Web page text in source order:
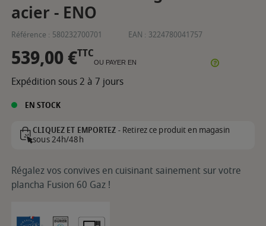
acier - ENO
Référence : 580232700701 EAN : 3224780041757
539,00 €TTC
OU PAYER EN
Expédition sous 2 à 7 jours
EN STOCK
CLIQUEZ ET EMPORTEZ -Retirez ce produit en magasin
sous 24h/48h
Régalez vos convives en cuisinant sainement sur votre
plancha Fusion 60 Gaz !